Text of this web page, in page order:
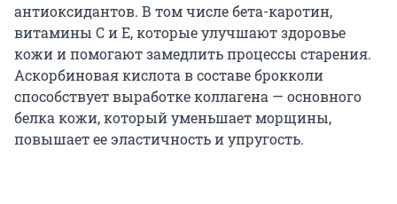
антиоксидантов. В том числе бета-каротин,
витамины C и E, которые улучшают здоровье
кожи и помогают замедлить процессы старения.
Аскорбиновая кислота в составе брокколи
способствует выработке коллагена — основного
белка кожи, который уменьшает морщины,
повышает ее эластичность и упругость.